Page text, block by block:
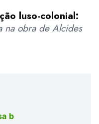
luso-colonial:
na obra de Alcides
b